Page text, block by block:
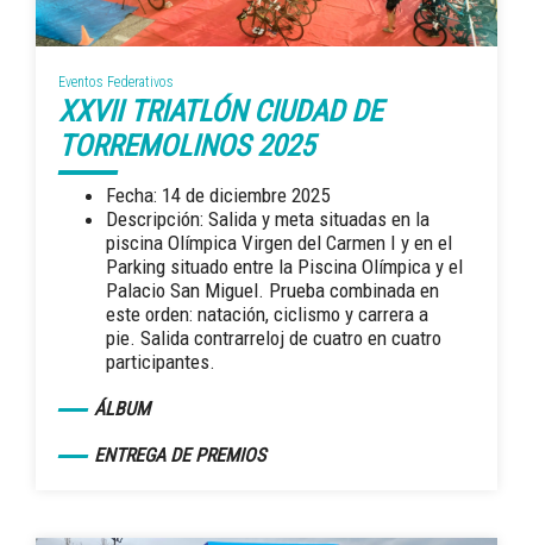
Eventos Federativos
XXVII TRIATLÓN CIUDAD DE
TORREMOLINOS 2025
Fecha: 14 de diciembre 2025
Descripción: Salida y meta situadas en la
piscina Olímpica Virgen del Carmen I y en el
Parking situado entre la Piscina Olímpica y el
Palacio San Miguel. Prueba combinada en
este orden: natación, ciclismo y carrera a
pie. Salida contrarreloj de cuatro en cuatro
participantes.
ÁLBUM
ENTREGA DE PREMIOS